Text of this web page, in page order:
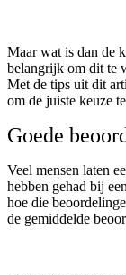
Maar wat is dan de
belangrijk om dit te
Met de tips uit dit
om de juiste keuze
Goede
Veel mensen laten
hebben gehad bij
hoe die
de gemiddelde